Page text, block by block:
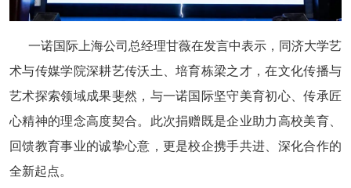
一诺国际上海公司总经理甘薇在发言中表示，同济大学艺
术与传媒学院深耕艺传沃土、培育栋梁之才，在文化传播与
艺术探索领域成果斐然，与一诺国际坚守美育初心、传承匠
心精神的理念高度契合。此次捐赠既是企业助力高校美育、
回馈教育事业的诚挚心意，更是校企携手共进、深化合作的
全新起点。